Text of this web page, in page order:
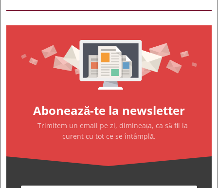
Abonează-te la newsletter
Trimitem un email pe zi, dimineața, ca să fii la
curent cu tot ce se întâmplă.